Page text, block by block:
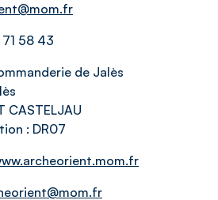
58 43
de Jalès
CASTELJAU
: DR07